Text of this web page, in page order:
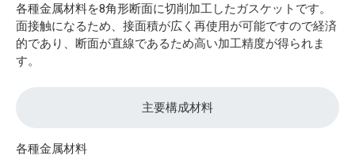
各種金属材料を8角形断面に切削加工したガスケットです。
面接触になるため、接面積が広く再使用が可能ですので経済
的であり、断面が直線であるため高い加工精度が得られま
す。
主要構成材料
各種金属材料